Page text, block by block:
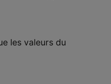
les valeurs du